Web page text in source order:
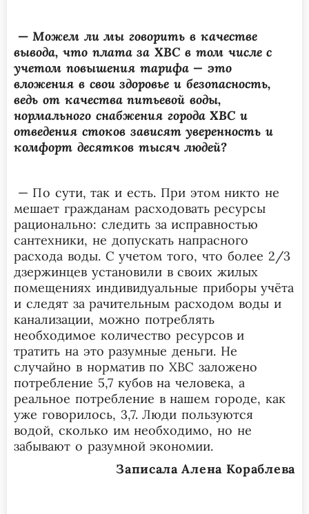
—Можем ли мы говорить в качестве
вывода, что плата за ХВС в том числе с
учетом повышения тарифа — это
вложения в свои здоровье и безопасность,
ведь от качества питьевой воды,
нормального снабжения города ХВС и
отведения стоков зависят уверенность и
комфорт десятков тысяч людей?
— По сути, так и есть. При этом никто не
мешает гражданам расходовать ресурсы
рационально: следить за исправностью
сантехники, не допускать напрасного
расхода воды. С учетом того, что более 2/3
дзержинцев установили в своих жилых
помещениях индивидуальные приборы учёта
и следят за рачительным расходом воды и
канализации, можно потреблять
необходимое количество ресурсов и
тратить на это разумные деньги. Не
случайно в норматив по ХВС заложено
потребление 5,7 кубов на человека, а
реальное потребление в нашем городе, как
уже говорилось, 3,7. Люди пользуются
водой, сколько им необходимо, но не
забывают о разумной экономии.
Записала Алена Кораблева